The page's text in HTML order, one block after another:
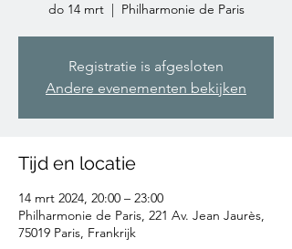
do 14 mrt
  |
Philharmonie de Paris
Registratie is afgesloten
Andere evenementen bekijken
Tijd en locatie
14 mrt 2024, 20:00 – 23:00
Philharmonie de Paris, 221 Av. Jean Jaurès,
75019 Paris, Frankrijk